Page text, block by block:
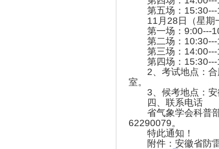
第五场：
11 月28日（星期
第一场：9:00---
第二场：
第三场：
第四场：
2、考试地点：
室。
3、候考地点：
四、联系电话
省气象学会科普
62290079。
特此通知！
附件：安徽省防